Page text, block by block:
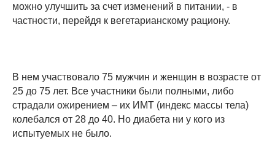
можно улучшить за счет изменений в питании, - в
частности, перейдя к вегетарианскому рациону.
В нем участвовало 75 мужчин и женщин в возрасте от
25 до 75 лет. Все участники были полными, либо
страдали ожирением – их ИМТ (индекс массы тела)
колебался от 28 до 40. Но диабета ни у кого из
испытуемых не было.